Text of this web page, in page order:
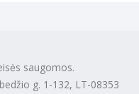
saugomos.
g. 1-132, LT-08353